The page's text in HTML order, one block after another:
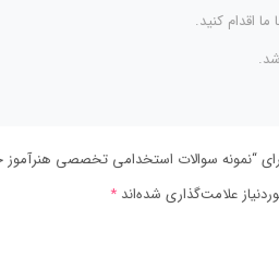
اقدام کنید.
“نمونه سوالات استخدامی تخصصی هنرآموز
علامت‌گذاری شده‌اند*